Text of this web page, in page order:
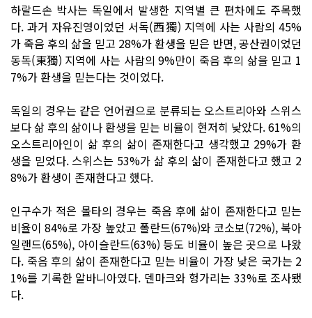
하랄드손 박사는 독일에서 발생한 지역별 큰 편차에도 주목했
다. 과거 자유진영이었던 서독(西獨) 지역에 사는 사람의 45%
가 죽음 후의 삶을 믿고 28%가 환생을 믿은 반면, 공산권이었던
동독(東獨) 지역에 사는 사람의 9%만이 죽음 후의 삶을 믿고 1
7%가 환생을 믿는다는 것이었다.
독일의 경우는 같은 언어권으로 분류되는 오스트리아와 스위스
보다 삶 후의 삶이나 환생을 믿는 비율이 현저히 낮았다. 61%의
오스트리아인이 삶 후의 삶이 존재한다고 생각했고 29%가 환
생을 믿었다. 스위스는 53%가 삶 후의 삶이 존재한다고 했고 2
8%가 환생이 존재한다고 했다.
인구수가 적은 몰타의 경우는 죽음 후에 삶이 존재한다고 믿는
비율이 84%로 가장 높았고 폴란드(67%)와 코소보(72%), 북아
일랜드(65%), 아이슬란드(63%) 등도 비율이 높은 곳으로 나왔
다. 죽음 후의 삶이 존재한다고 믿는 비율이 가장 낮은 국가는 2
1%를 기록한 알바니아였다. 덴마크와 헝가리는 33%로 조사됐
다.